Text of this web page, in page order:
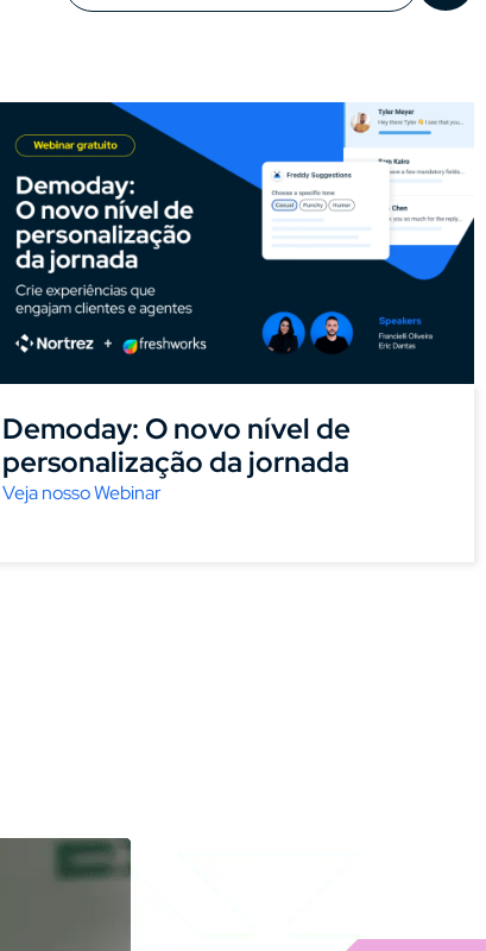
Demoday: O novo nível de
personalização da jornada
Veja nosso Webinar